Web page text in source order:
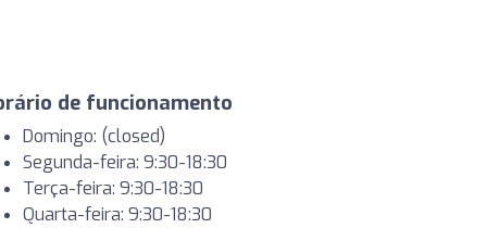
de funcionamento
Domingo: (closed)
Segunda-feira: 9:30-18:30
Terça-feira: 9:30-18:30
Quarta-feira: 9:30-18:30